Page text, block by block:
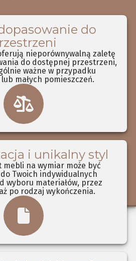
do
nieporównywalną zaletę
do dostępnej przestrzeni,
ważne w przypadku
małych pomieszczeń.
i unikalny styl
mebli na wymiar może być
Twoich indywidualnych
wyboru materiałów, przez
po rodzaj wykończenia.